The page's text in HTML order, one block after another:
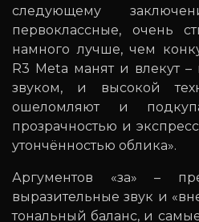
следующему
первоклассные, очень
намного лучше, чем
R3 Meta манят и влекут
звуком, и высокой
ошеломляют и
прозрачностью и
утончённостью облика».
Аргументов «за» –
выразительные звук и
тональный баланс, и